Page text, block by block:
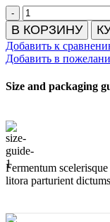
Количество
товара
Кондитерский
шкаф
Carboma
D4
стандартные
цвета)
|
Купить
качества
В КОРЗИНУ
Добавить к
Добавить в
Size and packaging
Fermentum
litora parturient